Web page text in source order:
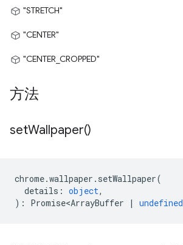
"STRETCH"
"CENTER"
"CENTER_CROPPED"
方法
setWallpaper()
chrome.wallpaper . setWallpaper(
details : object,
) : Promise<ArrayBuffer | undefined